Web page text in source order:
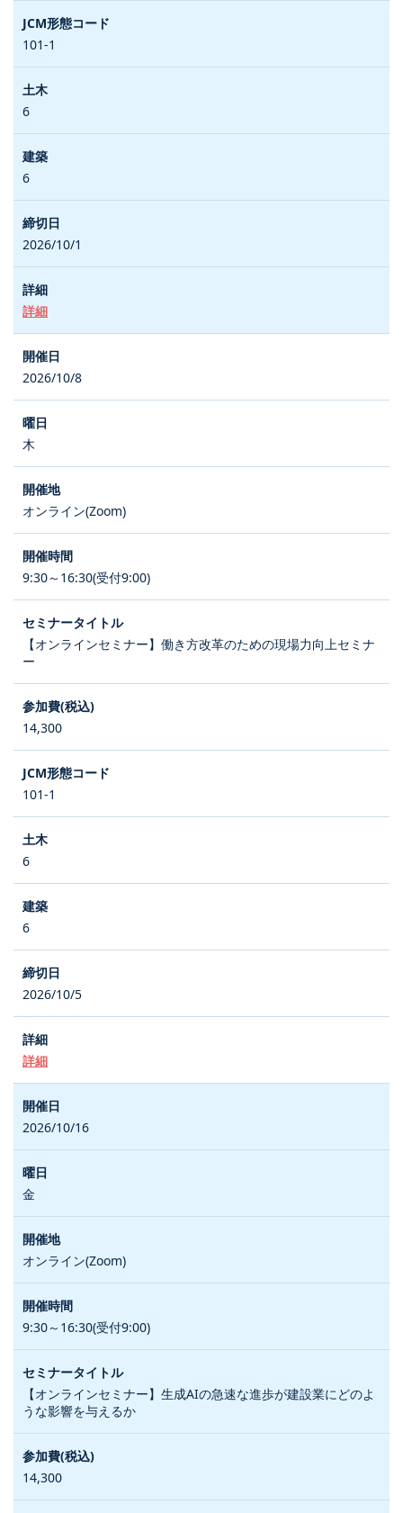
101-1
6
6
2026/10/1
詳細
2026/10/8
木
オンライン(Zoom)
9:30～16:30(受付9:00)
【オンラインセミナー】働き方改革のための現場力向上セミナ
ー
14,300
101-1
6
6
2026/10/5
詳細
2026/10/16
金
オンライン(Zoom)
9:30～16:30(受付9:00)
【オンラインセミナー】生成AIの急速な進歩が建設業にどのよ
うな影響を与えるか
14,300